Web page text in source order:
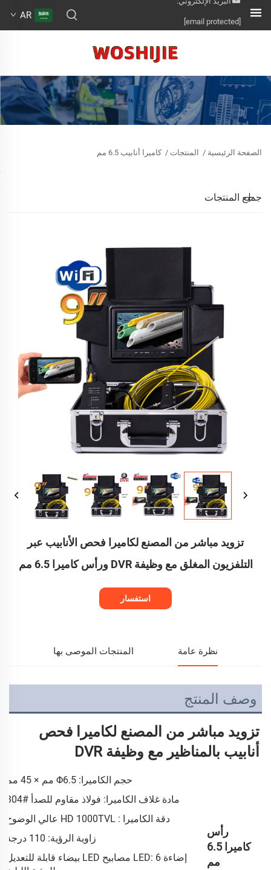
AR
الصفحة الرئيسية / المنتجات /كاميرا أنابيب 6.5 مم
جميع المنتجات
تزويد مباشر من المصنع لكاميرا فحص الأنابيب عبر
التلفزيون المغلق مع وظيفة DVR ورأس كاميرا 6.5 مم
استفسار
نظرة عامة المنتجات الموصى بها
وصف المنتج
أنابيب بالمناظير مع وظيفة DVR
رأس
كاميرا 6.5
مم
حجم الكاميرا: Φ6.5 مم × 45 مم
مادة غلاف الكاميرا: فولاذ مقاوم للصدأ #304
دقة الكاميرا : HD 1000TVL عالي الوضوح
زاوية الرؤية: 110 درجة
إضاءة LED: 6 مصابيح LED بيضاء قابلة للتعديل